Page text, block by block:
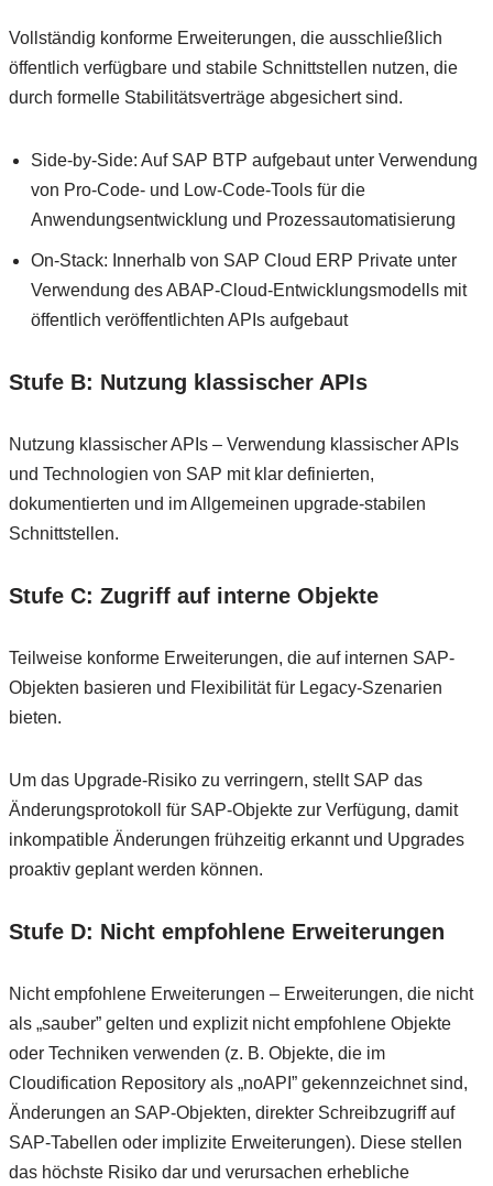
Vollständig konforme Erweiterungen, die ausschließlich
öffentlich verfügbare und stabile Schnittstellen nutzen, die
durch formelle Stabilitätsverträge abgesichert sind.
Side-by-Side: Auf SAP BTP aufgebaut unter Verwendung
von Pro-Code- und Low-Code-Tools für die
Anwendungsentwicklung und Prozessautomatisierung
On-Stack: Innerhalb von SAP Cloud ERP Private unter
Verwendung des ABAP-Cloud-Entwicklungsmodells mit
öffentlich veröffentlichten APIs aufgebaut
Stufe B: Nutzung klassischer APIs
Nutzung klassischer APIs – Verwendung klassischer APIs
und Technologien von SAP mit klar definierten,
dokumentierten und im Allgemeinen upgrade-stabilen
Schnittstellen.
Stufe C: Zugriff auf interne Objekte
Teilweise konforme Erweiterungen, die auf internen SAP-
Objekten basieren und Flexibilität für Legacy-Szenarien
bieten.
Um das Upgrade-Risiko zu verringern, stellt SAP das
Änderungsprotokoll für SAP-Objekte zur Verfügung, damit
inkompatible Änderungen frühzeitig erkannt und Upgrades
proaktiv geplant werden können.
Stufe D: Nicht empfohlene Erweiterungen
Nicht empfohlene Erweiterungen – Erweiterungen, die nicht
als „sauber” gelten und explizit nicht empfohlene Objekte
oder Techniken verwenden (z. B. Objekte, die im
Cloudification Repository als „noAPI” gekennzeichnet sind,
Änderungen an SAP-Objekten, direkter Schreibzugriff auf
SAP-Tabellen oder implizite Erweiterungen). Diese stellen
das höchste Risiko dar und verursachen erhebliche